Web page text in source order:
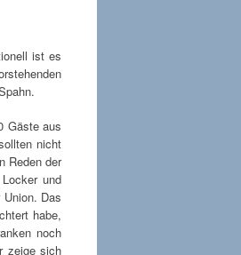
ist es
Gäste aus
nicht
Reden der
und
Das
habe,
noch
zeige sich